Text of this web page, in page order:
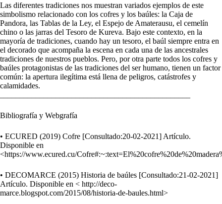
Las diferentes tradiciones nos muestran variados ejemplos de este
simbolismo relacionado con los cofres y los baúles: la Caja de
Pandora, las Tablas de la Ley, el Espejo de Amaterausu, el cemelín
chino o las jarras del Tesoro de Kureva. Bajo este contexto, en la
mayoría de tradiciones, cuando hay un tesoro, el baúl siempre entra en
el decorado que acompaña la escena en cada una de las ancestrales
tradiciones de nuestros pueblos. Pero, por otra parte todos los cofres y
baúles protagonistas de las tradiciones del ser humano, tienen un factor
común: la apertura ilegítima está llena de peligros, catástrofes y
calamidades.
Bibliografía y Webgrafía
• ECURED (2019) Cofre [Consultado:20-02-2021] Artículo.
Disponible en
<https://www.ecured.cu/
• DECOMARCE (2015) Historia de baúles [Consultado:21-02-2021]
Artículo. Disponible en < http://deco-
marce.blogspot.com/2015/08/historia-de-baules.html>